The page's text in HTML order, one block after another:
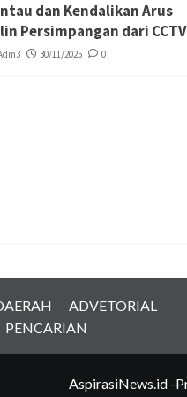
dan Kendalikan Arus
Persimpangan dari CCTV
30/11/2025 0
ADVETORIAL
PENCARIAN
AspirasiNews.id -